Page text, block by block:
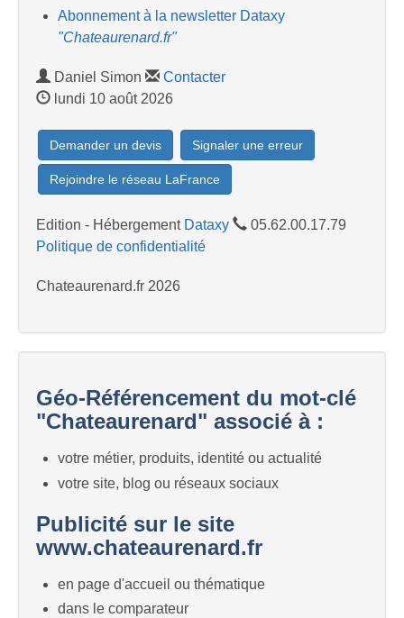
Abonnement à la newsletter Dataxy
"Chateaurenard.fr"
Daniel Simon
Contacter
lundi 10 août 2026
Demander un devis Signaler une erreur
Rejoindre le réseau LaFrance
Edition - Hébergement Dataxy
05.62.00.17.79
Politique de confidentialité
Chateaurenard.fr 2026
Géo-Référencement du mot-clé
"Chateaurenard" associé à :
votre métier, produits, identité ou actualité
votre site, blog ou réseaux sociaux
Publicité sur le site
www.chateaurenard.fr
en page d'accueil ou thématique
dans le comparateur